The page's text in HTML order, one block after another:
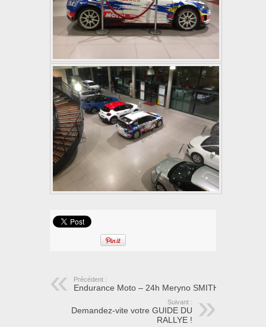
Précédent :
Endurance Moto – 24h Meryno SMITH
Suivant :
Demandez-vite votre GUIDE DU
RALLYE !